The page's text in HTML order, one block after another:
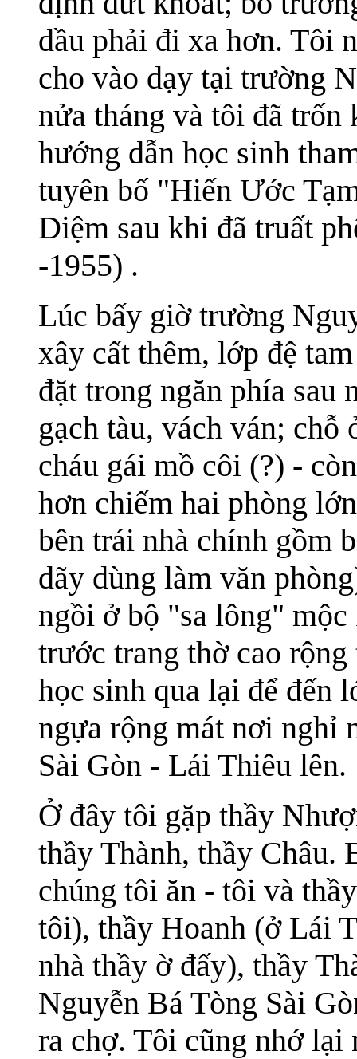
dầu phải đi xa hơn. Tôi
cho vào dạy tại trường
nửa tháng và tôi đã
hướng dẫn học sinh
tuyên bố "Hiến Ước
Diệm sau khi đã truất
-1955) .
Lúc bấy giờ trường
xây cất thêm, lớp đệ
đặt trong ngăn phía sau
gạch tàu, vách ván; chỗ
cháu gái mồ côi (?) -
hơn chiếm hai phòng
bên trái nhà chính gồm
dãy dùng làm văn
ngồi ở bộ "sa lông"
trước trang thờ cao
học sinh qua lại để đến
ngựa rộng mát nơi nghỉ
Sài Gòn - Lái Thiêu lên.
Ở đây tôi gặp thầy
thầy Thành, thầy Châu.
chúng tôi ăn - tôi và
tôi), thầy Hoanh (ở Lái
nhà thầy ờ đấy), thầy
Nguyễn Bá Tòng Sài
ra chợ. Tôi cũng nhớ